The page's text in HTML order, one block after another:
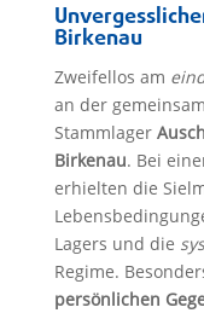
Birkenau
Zweifellos am
an der
Stammlager
Birkenau. Bei
erhielten die
Lagers und die
Regime.
persönlichen